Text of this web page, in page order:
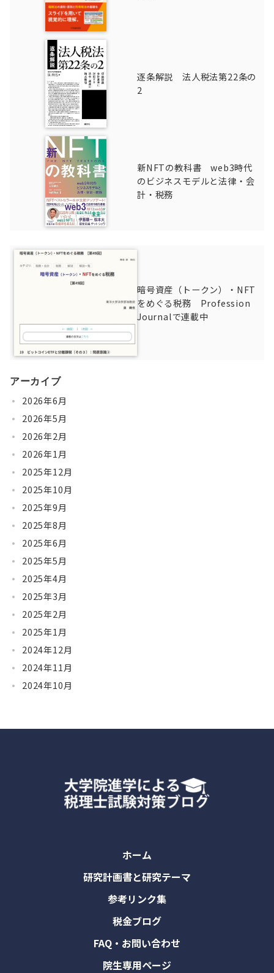
逐条解説 法人税法第22条の
2
新NFTの教科書 web3時代
のビジネスモデルと法律・会
計・税務
暗号資産（トークン）・NFT
をめぐる税務 Profession
Journalで連載中
アーカイブ
2026年6月
2026年5月
2026年2月
2026年1月
2025年12月
2025年10月
2025年9月
2025年8月
2025年6月
2025年5月
2025年4月
2025年3月
2025年2月
2025年1月
2024年12月
2024年11月
2024年10月
ホーム
研究計画書と研究テーマ
参考リンク集
税金ブログ
FAQ・お問い合わせ
院生専用ページ